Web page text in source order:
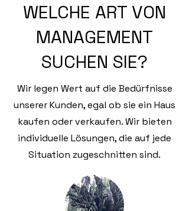
WELCHE ART VON
MANAGEMENT
SUCHEN SIE?
Wir legen Wert auf die Bedürfnisse
unserer Kunden, egal ob sie ein Haus
kaufen oder verkaufen. Wir bieten
individuelle Lösungen, die auf jede
Situation zugeschnitten sind.